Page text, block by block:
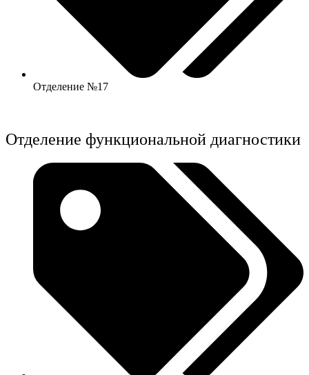
Отделение №17
Отделение функциональной диагностики